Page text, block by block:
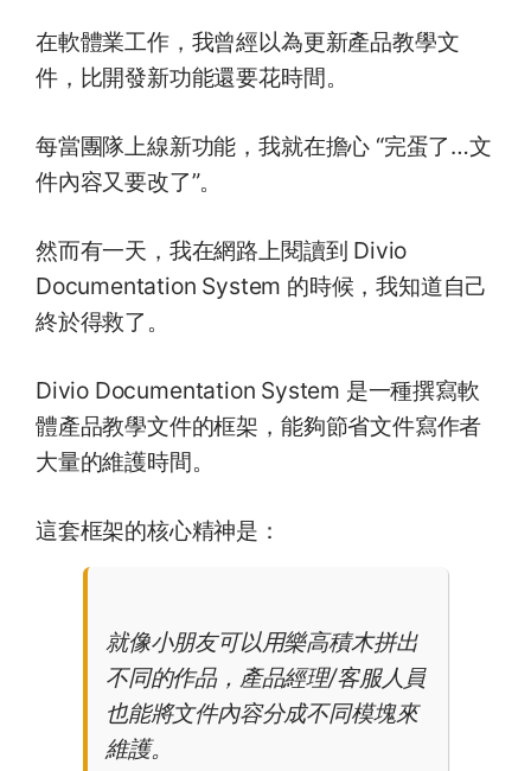
在軟體業工作，我曾經以為更新產品教學文
件，比開發新功能還要花時間。
每當團隊上線新功能，我就在擔心 “完蛋了…文
件內容又要改了”。
然而有一天，我在網路上閱讀到 Divio
Documentation System 的時候，我知道自己
終於得救了。
Divio Documentation System 是一種撰寫軟
體產品教學文件的框架，能夠節省文件寫作者
大量的維護時間。
這套框架的核心精神是：
就像小朋友可以用樂高積木拼出
不同的作品，產品經理/客服人員
也能將文件內容分成不同模塊來
維護。